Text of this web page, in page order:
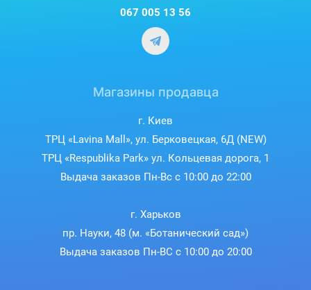
067 005 13 56
Магазины продавца
г. Киев
ТРЦ «Lavina Mall», ул. Берковецкая, 6Д (NEW)
ТРЦ «Respublika Park» ул. Кольцевая дорога, 1
Выдача заказов Пн-Вс с 10:00 до 22:00
г. Харьков
пр. Науки, 48 (м. «Ботанический сад»)
Выдача заказов Пн-ВС с 10:00 до 20:00